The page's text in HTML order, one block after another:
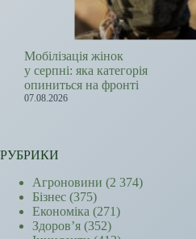
Мобілізація жінок
у серпні: яка категорія
опиниться на фронті
07.08.2026
РУБРИКИ
Агроновини (2 374)
Бізнес (375)
Економіка (271)
Здоров’я (352)